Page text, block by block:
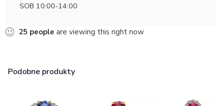
SOB 10:00-14:00
25 people are viewing this right now
Podobne produkty